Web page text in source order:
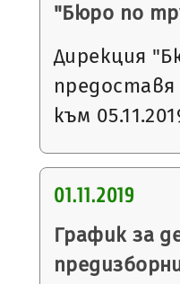
"Бюро по
Дирекция
към
01.11.2019
График за